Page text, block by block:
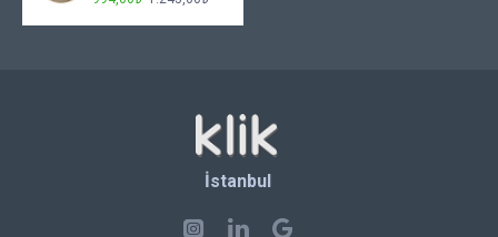
İstanbul